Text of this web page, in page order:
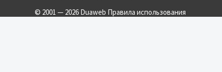
© 2001 — 2026 Duaweb Правила использования